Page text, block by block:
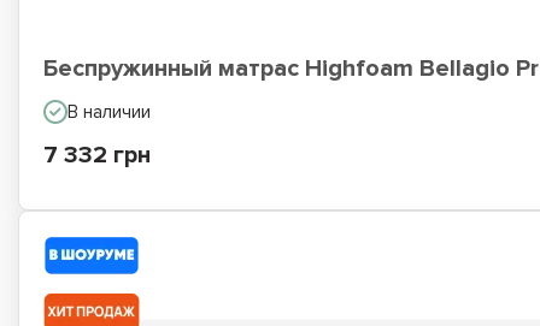
Беспружинный матрас Highfoam Bellagio
В наличии
7 332 грн